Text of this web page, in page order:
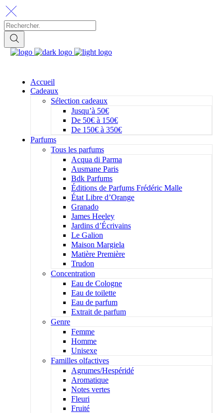
Accueil
Cadeaux
Sélection cadeaux
Jusqu’à 50€
De 50€ à 150€
De 150€ à 350€
Parfums
Tous les parfums
Acqua di Parma
Ausmane Paris
Bdk Parfums
Éditions de Parfums Frédéric Malle
État Libre d’Orange
Granado
James Heeley
Jardins d’Écrivains
Le Galion
Maison Margiela
Matière Première
Trudon
Concentration
Eau de Cologne
Eau de toilette
Eau de parfum
Extrait de parfum
Genre
Femme
Homme
Unisexe
Familles olfactives
Agrumes/Hespéridé
Aromatique
Notes vertes
Fleuri
Fruité